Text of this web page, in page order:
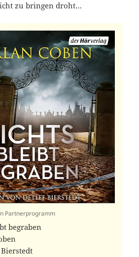
zu bringen droht…
Partnerprogramm
begraben